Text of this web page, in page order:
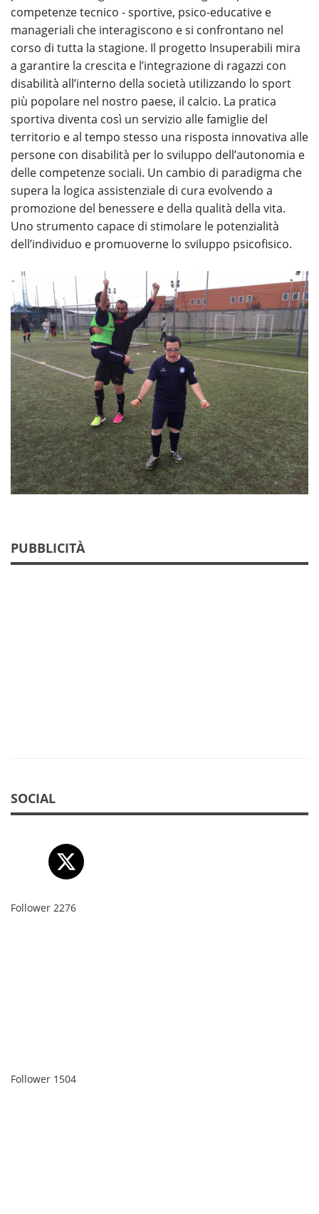
competenze tecnico - sportive, psico-educative e
manageriali che interagiscono e si confrontano nel
corso di tutta la stagione. Il progetto Insuperabili mira
a garantire la crescita e l’integrazione di ragazzi con
disabilità all’interno della società utilizzando lo sport
più popolare nel nostro paese, il calcio. La pratica
sportiva diventa così un servizio alle famiglie del
territorio e al tempo stesso una risposta innovativa alle
persone con disabilità per lo sviluppo dell’autonomia e
delle competenze sociali. Un cambio di paradigma che
supera la logica assistenziale di cura evolvendo a
promozione del benessere e della qualità della vita.
Uno strumento capace di stimolare le potenzialità
dell’individuo e promuoverne lo sviluppo psicofisico.
PUBBLICITÀ
SOCIAL
Follower 2276
Follower 1504